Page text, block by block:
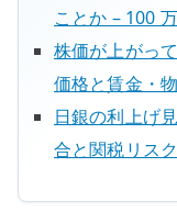
ことか – 100
株価が上がっ
価格と賃金・
日銀の利上げ
合と関税リスク